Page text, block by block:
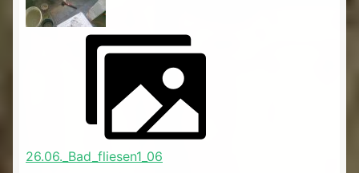
26.06._Bad_fliesen1_06